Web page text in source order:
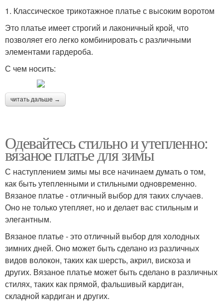
1. Классическое трикотажное платье с высоким воротом
Это платье имеет строгий и лаконичный крой, что
позволяет его легко комбинировать с различными
элементами гардероба.
С чем носить:
читать дальше →
Одевайтесь стильно и утепленно:
вязаное платье для зимы
С наступлением зимы мы все начинаем думать о том,
как быть утепленными и стильными одновременно.
Вязаное платье - отличный выбор для таких случаев.
Оно не только утепляет, но и делает вас стильным и
элегантным.
Вязаное платье - это отличный выбор для холодных
зимних дней. Оно может быть сделано из различных
видов волокон, таких как шерсть, акрил, вискоза и
других. Вязаное платье может быть сделано в различных
стилях, таких как прямой, фальшивый кардиган,
складной кардиган и других.